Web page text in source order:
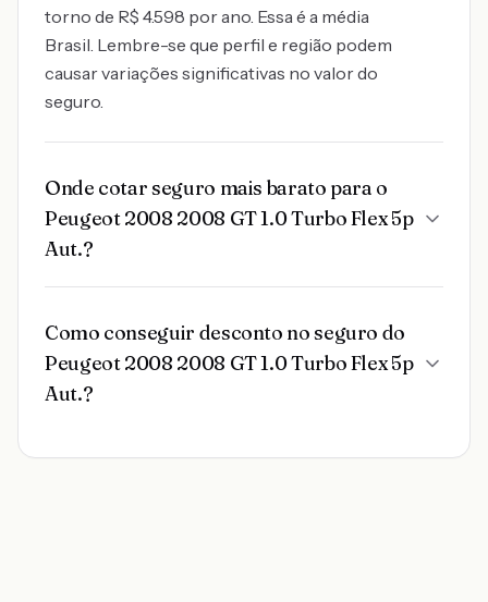
torno de R$ 4.598 por ano. Essa é a média
Brasil. Lembre-se que perfil e região podem
causar variações significativas no valor do
seguro.
Onde cotar seguro mais barato para o
Peugeot 2008 2008 GT 1.0 Turbo Flex 5p
Aut.?
Como conseguir desconto no seguro do
Peugeot 2008 2008 GT 1.0 Turbo Flex 5p
Aut.?